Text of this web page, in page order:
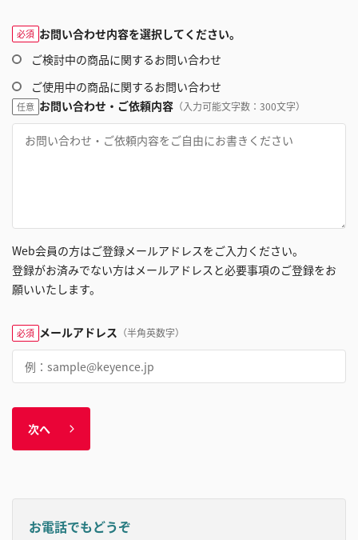
必須 お問い合わせ内容を選択してください。
ご検討中の商品に関するお問い合わせ
ご使用中の商品に関するお問い合わせ
任意 お問い合わせ・ご依頼内容 （入力可能文字数：300文字）
Web会員の方はご登録メールアドレスをご入力ください。
登録がお済みでない方はメールアドレスと必要事項のご登録をお
願いいたします。
必須 メールアドレス （半角英数字）
次へ
お電話でもどうぞ